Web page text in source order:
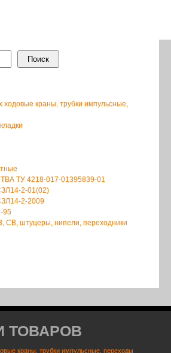
Поиск
ходовые краны, трубки импульсные,
ТУ 4218-017-01395839-01
2-01(02)
2-2009
95
штуцеры, нипели, переходники
ТОВАРОВ
краны, трубки импульсные, переходы